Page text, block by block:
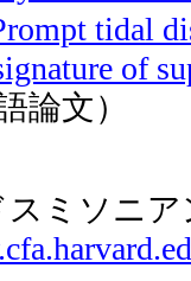
tidal
of
論文）
ミソニ